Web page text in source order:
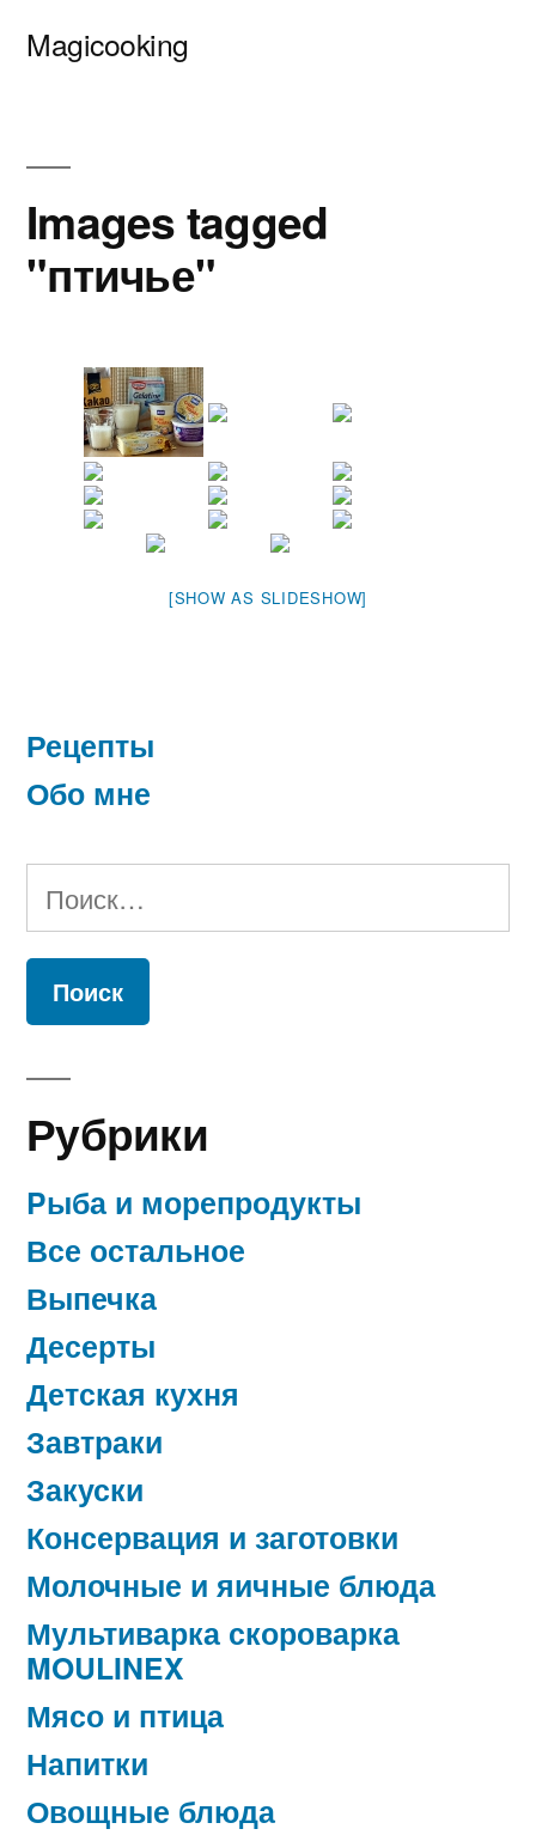
Magicooking
Images tagged
"птичье"
[SHOW AS SLIDESHOW]
Рецепты
Обо мне
Найти:
Рубрики
Pыба и морепродукты
Все остальное
Выпечка
Десерты
Детская кухня
Завтраки
Закуски
Консервация и заготовки
Молочные и яичные блюда
Мультиварка скороварка
MOULINEX
Мясо и птица
Напитки
Овощные блюда